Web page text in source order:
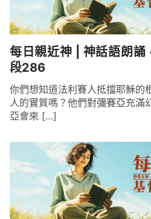
下來，勝過了罪、勝過了苦
痕就是他得勝撒但的證據，
全人類的證據，他告訴人他
成了他救贖的工作。當他返
就真正地站在你們面前，讓
將時時與你們同在」。主耶
他，但是你能因着真實的信
而看見主耶穌，這樣的人是
在 聖經當中記載的主耶
使整個恩典時代的人得到了
每日親近神 | 神話語朗誦
段286
你們想知道法利賽人抵擋耶穌的
人的實質嗎？他們對彌賽亞充滿
亞會來 […]